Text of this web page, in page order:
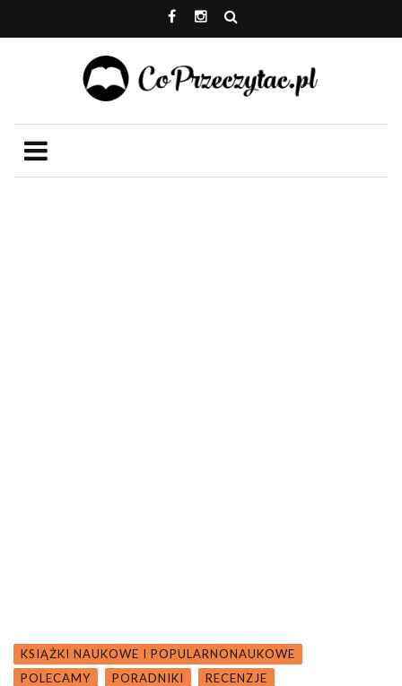
KSIĄŻKI NAUKOWE I POPULARNONAUKOWE
POLECAMY
PORADNIKI RECENZJE